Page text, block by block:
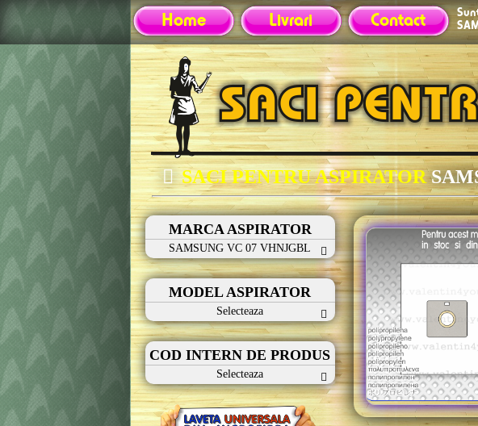
Home Livrari Contact
SACI PENTRU ASPIRATOR
MARCA ASPIRATOR
SAMSUNG VC 07 VHNJGBL
MODEL ASPIRATOR
Selecteaza
COD INTERN DE PRODUS
Selecteaza